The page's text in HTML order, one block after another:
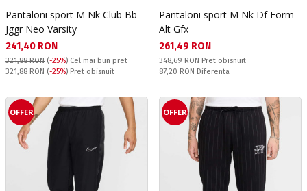
Pantaloni sport M Nk Club Bb
Jggr Neo Varsity
Текуща цена:
241,40 RON
321,88 RON (-25%) Cel mai bun pret
Pret obisnuit:
321,88 RON (-25%) Pret obisnuit
Pantaloni sport M Nk Df Form
Alt Gfx
Текуща цена:
261,49 RON
Pret obisnuit:
348,69 RON Pret obisnuit
Спестявате:
87,20 RON Diferenta
OFFER OFFER